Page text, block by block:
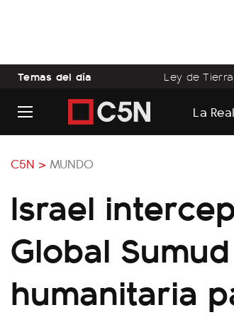
Temas del día Ley de
La
C5N > MUNDO
Israel
Global
humanitaria